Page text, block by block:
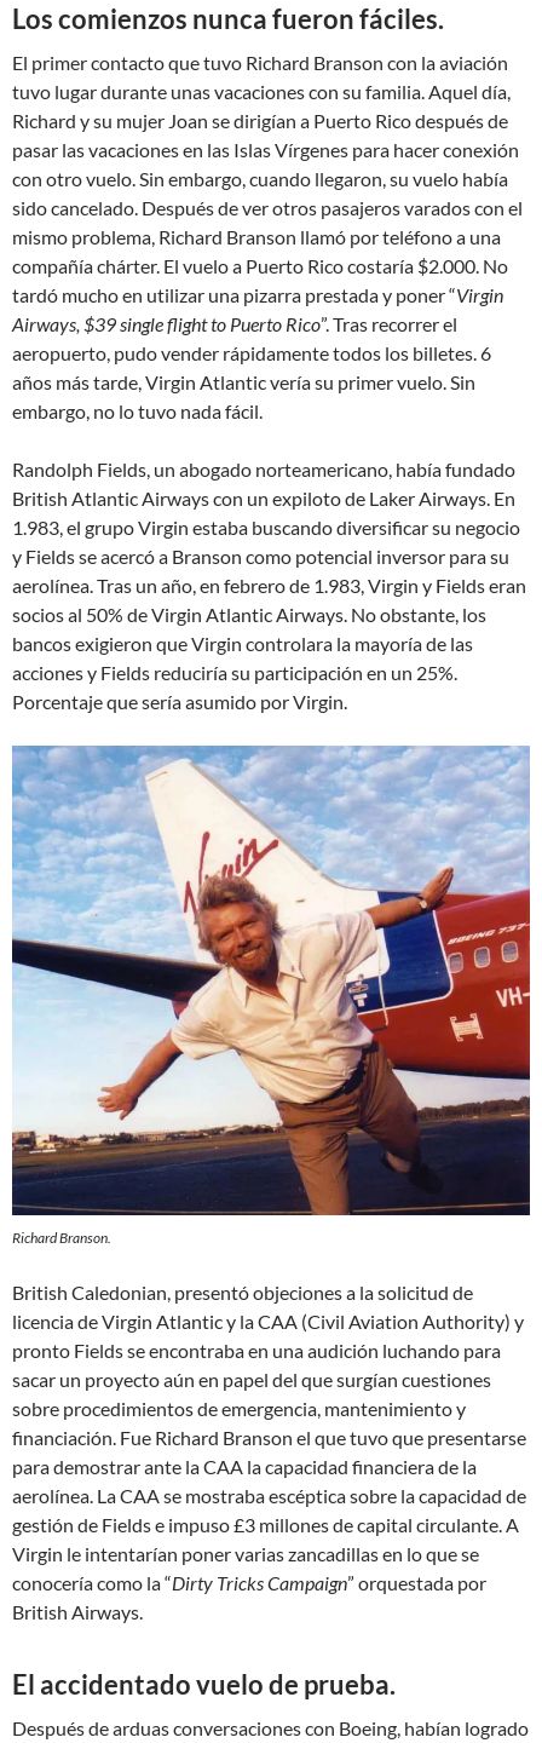
Los comienzos nunca fueron fáciles.
El primer contacto que tuvo Richard Branson con la aviación
tuvo lugar durante unas vacaciones con su familia. Aquel día,
Richard y su mujer Joan se dirigían a Puerto Rico después de
pasar las vacaciones en las Islas Vírgenes para hacer conexión
con otro vuelo. Sin embargo, cuando llegaron, su vuelo había
sido cancelado. Después de ver otros pasajeros varados con el
mismo problema, Richard Branson llamó por teléfono a una
compañía chárter. El vuelo a Puerto Rico costaría $2.000. No
tardó mucho en utilizar una pizarra prestada y poner “Virgin
Airways, $39 single flight to Puerto Rico”. Tras recorrer el
aeropuerto, pudo vender rápidamente todos los billetes. 6
años más tarde, Virgin Atlantic vería su primer vuelo. Sin
embargo, no lo tuvo nada fácil.
Randolph Fields, un abogado norteamericano, había fundado
British Atlantic Airways con un expiloto de Laker Airways. En
1.983, el grupo Virgin estaba buscando diversificar su negocio
y Fields se acercó a Branson como potencial inversor para su
aerolínea. Tras un año, en febrero de 1.983, Virgin y Fields eran
socios al 50% de Virgin Atlantic Airways. No obstante, los
bancos exigieron que Virgin controlara la mayoría de las
acciones y Fields reduciría su participación en un 25%.
Porcentaje que sería asumido por Virgin.
Richard Branson.
British Caledonian, presentó objeciones a la solicitud de
licencia de Virgin Atlantic y la CAA (Civil Aviation Authority) y
pronto Fields se encontraba en una audición luchando para
sacar un proyecto aún en papel del que surgían cuestiones
sobre procedimientos de emergencia, mantenimiento y
financiación. Fue Richard Branson el que tuvo que presentarse
para demostrar ante la CAA la capacidad financiera de la
aerolínea. La CAA se mostraba escéptica sobre la capacidad de
gestión de Fields e impuso £3 millones de capital circulante. A
Virgin le intentarían poner varias zancadillas en lo que se
conocería como la “Dirty Tricks Campaign” orquestada por
British Airways.
El accidentado vuelo de prueba.
Después de arduas conversaciones con Boeing, habían logrado